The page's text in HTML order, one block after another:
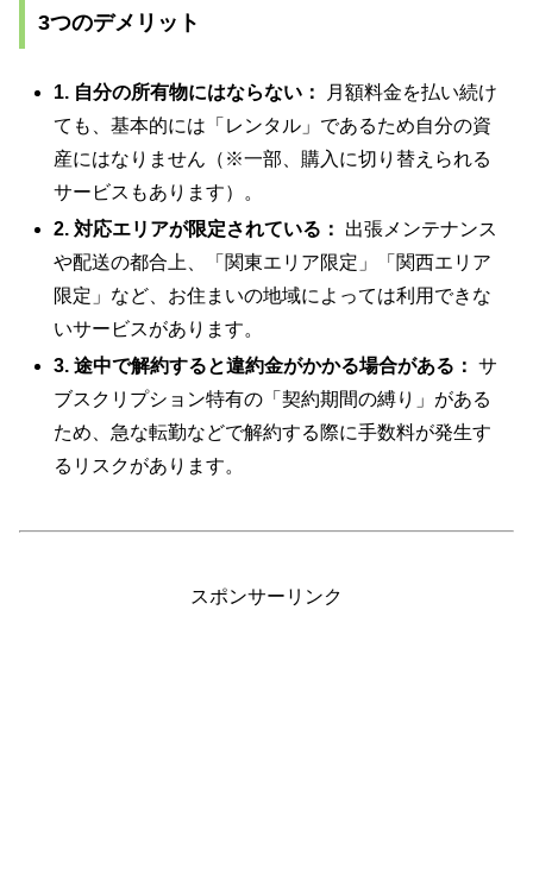
3つのデメリット
1. 自分の所有物にはならない：
月額料金を払い続け
ても、基本的には「レンタル」であるため自分の資
産にはなりません（※一部、購入に切り替えられる
サービスもあります）。
2. 対応エリアが限定されている：
出張メンテナンス
や配送の都合上、「関東エリア限定」「関西エリア
限定」など、お住まいの地域によっては利用できな
いサービスがあります。
3. 途中で解約すると違約金がかかる場合がある： サ
ブスクリプション特有の「契約期間の縛り」がある
ため、急な転勤などで解約する際に手数料が発生す
るリスクがあります。
スポンサーリンク